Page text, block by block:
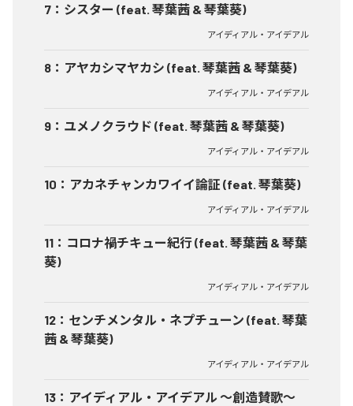
7 ： シスター (feat. 琴葉茜 & 琴葉葵)
アイディアル・アイデアル
8 ： アヤカシマヤカシ (feat. 琴葉茜 & 琴葉葵)
アイディアル・アイデアル
9 ： ユメノクラウド (feat. 琴葉茜 & 琴葉葵)
アイディアル・アイデアル
10 ： アカネチャンカワイイ論証 (feat. 琴葉葵)
アイディアル・アイデアル
11 ： コロナ禍チキュー紀行 (feat. 琴葉茜 & 琴葉
葵)
アイディアル・アイデアル
12 ： センチメンタル・ネプチューン (feat. 琴葉
茜 & 琴葉葵)
アイディアル・アイデアル
13 ： アイディアル・アイデアル 〜創造賛歌〜